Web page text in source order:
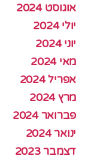
אוגוסט 2024
יולי 2024
יוני 2024
מאי 2024
אפריל 2024
מרץ 2024
פברואר 2024
ינואר 2024
דצמבר 2023